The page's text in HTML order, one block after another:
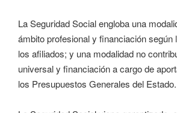
La Seguridad Social engloba una
ámbito profesional y financiación
los afiliados; y una modalidad no
universal y financiación a cargo de
los Presupuestos Generales del Estado.